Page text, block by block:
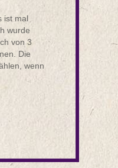
ist mal
wurde
von 3
Die
wenn
los
Verlink die
hat.